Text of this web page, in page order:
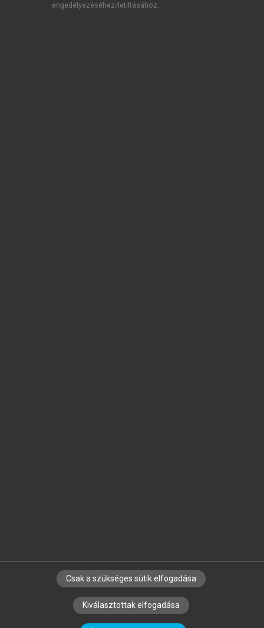
SZERZŐKNEK CÉGEKNEK KÖNYVTÁROSOKNAK
SZERKESZTÉSI ÉS LEKTORÁLÁSI ALAPELVEK
engedélyezéséhez/letiltásához.
Csak a szükséges sütik elfogadása
Kiválasztottak elfogadása